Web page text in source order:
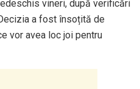
vineri, după verificări
a fost însoțită de
vor avea loc joi pentru